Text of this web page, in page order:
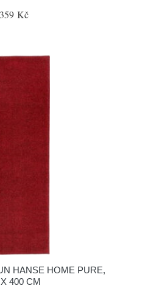
Kč
HANSE HOME PURE,
400 CM